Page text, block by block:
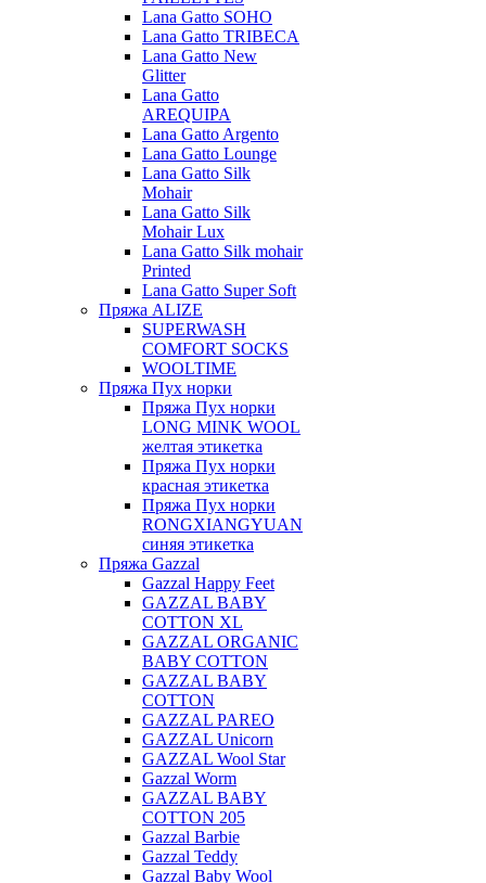
Lana Gatto SOHO
Lana Gatto TRIBECA
Lana Gatto New
Glitter
Lana Gatto
AREQUIPA
Lana Gatto Argento
Lana Gatto Lounge
Lana Gatto Silk
Mohair
Lana Gatto Silk
Mohair Lux
Lana Gatto Silk mohair
Printed
Lana Gatto Super Soft
Пряжа ALIZE
SUPERWASH
COMFORT SOCKS
WOOLTIME
Пряжа Пух норки
Пряжа Пух норки
LONG MINK WOOL
желтая этикетка
Пряжа Пух норки
красная этикетка
Пряжа Пух норки
RONGXIANGYUAN
синяя этикетка
Пряжа Gazzal
Gazzal Happy Feet
GAZZAL BABY
COTTON XL
GAZZAL ORGANIC
BABY COTTON
GAZZAL BABY
COTTON
GAZZAL PAREO
GAZZAL Unicorn
GAZZAL Wool Star
Gazzal Worm
GAZZAL BABY
COTTON 205
Gazzal Barbie
Gazzal Teddy
Gazzal Baby Wool